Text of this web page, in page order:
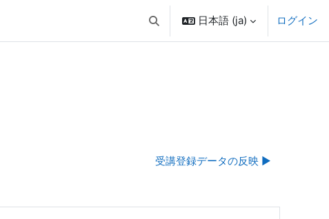
検索入力に切り替える
日本語 ‎(ja)‎ ログイン
受講登録データの反映 ▶︎